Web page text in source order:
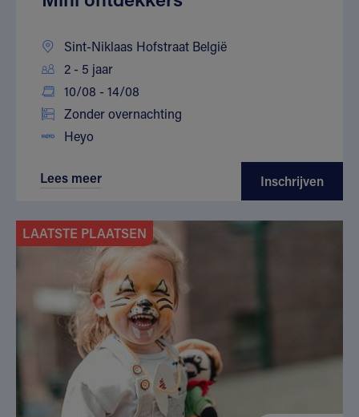
Sint-Niklaas Hofstraat België
2 - 5 jaar
10/08 - 14/08
Zonder overnachting
Heyo
Lees meer Inschrijven
LAATSTE PLAATSEN